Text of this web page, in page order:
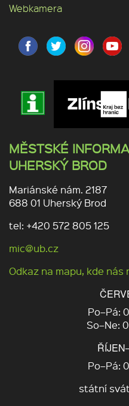
Webkamera
MĚSTSKÉ
UHERSKÝ BROD
Mariánské nám. 2187
688 01 Uherský Brod
tel: +420 572 805 125
mic@ub.cz
Odkaz na mapu, kde nás
Po–Pá:
So–Ne:
Po–Pá:
státní